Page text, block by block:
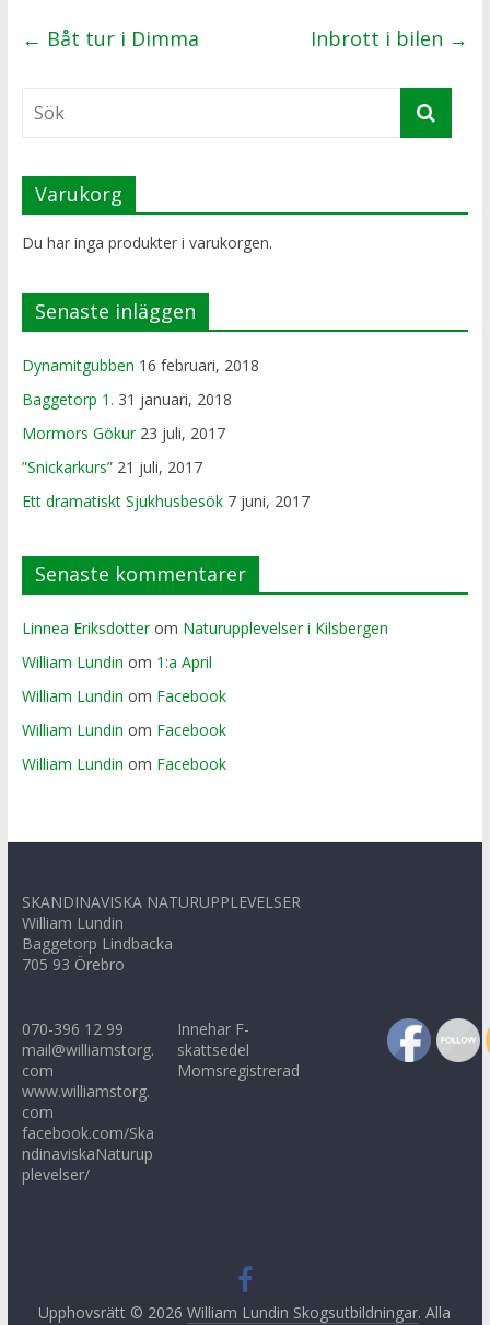
← Båt tur i Dimma Inbrott i bilen →
Varukorg
Du har inga produkter i varukorgen.
Senaste inläggen
Dynamitgubben 16 februari, 2018
Baggetorp 1. 31 januari, 2018
Mormors Gökur 23 juli, 2017
”Snickarkurs” 21 juli, 2017
Ett dramatiskt Sjukhusbesök 7 juni, 2017
Senaste kommentarer
Linnea Eriksdotterom Naturupplevelser i Kilsbergen
William Lundin om 1:a April
William Lundin om Facebook
William Lundin om Facebook
William Lundin om Facebook
SKANDINAVISKA NATURUPPLEVELSER
William Lundin
Baggetorp Lindbacka
705 93 Örebro
070-396 12 99
mail@williamstorg.
com
www.williamstorg.
com
facebook.com/Ska
ndinaviskaNaturup
plevelser/
Innehar F-
skattsedel
Momsregistrerad
Upphovsrätt © 2026William Lundin Skogsutbildningar. Alla